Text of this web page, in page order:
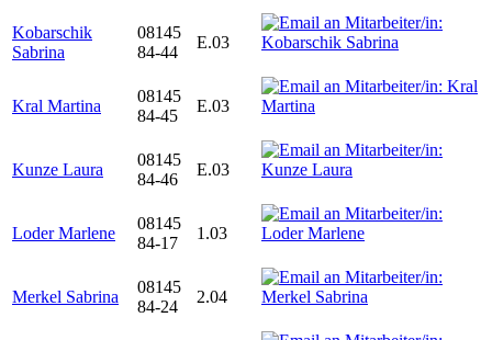
Kobarschik
Sabrina
08145
84-44
E.03
Kral Martina
08145
84-45
E.03
Kunze Laura
08145
84-46
E.03
Loder Marlene
08145
84-17
1.03
Merkel Sabrina
08145
84-24
2.04